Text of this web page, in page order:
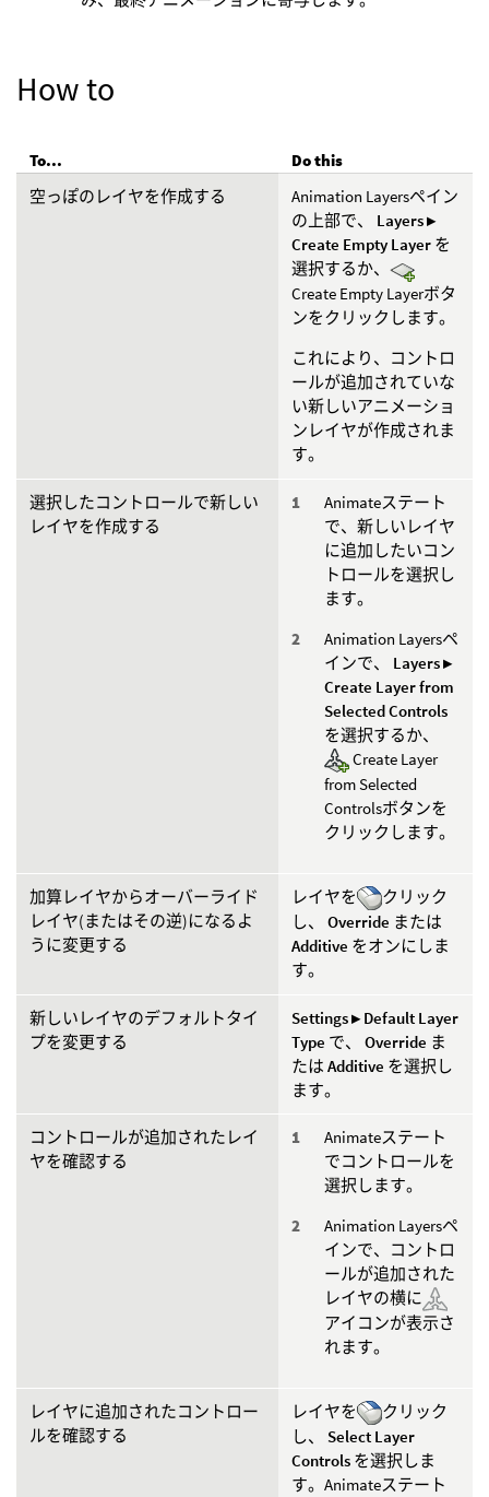
How to
To...
Do this
空っぽのレイヤを作成する
Animation Layersペイン
の上部で、 Layers ▸
Create Empty Layer を
選択するか、
Create Empty Layerボタ
ンをクリックします。
これにより、コントロ
ールが追加されていな
い新しいアニメーショ
ンレイヤが作成されま
す。
選択したコントロールで新しい
レイヤを作成する
Animateステート
で、新しいレイヤ
に追加したいコン
トロールを選択し
ます。
Animation Layersペ
インで、 Layers ▸
Create Layer from
Selected Controls
を選択するか、
Create Layer
from Selected
Controlsボタンを
クリックします。
加算レイヤからオーバーライド
レイヤ(またはその逆)になるよ
うに変更する
レイヤを
クリック
し、 Override または
Additive をオンにしま
す。
新しいレイヤのデフォルトタイ
プを変更する
Settings ▸ Default Layer
Type で、 Override ま
たは Additive を選択し
ます。
コントロールが追加されたレイ
ヤを確認する
Animateステート
でコントロールを
選択します。
Animation Layersペ
インで、コントロ
ールが追加された
レイヤの横に
アイコンが表示さ
れます。
レイヤに追加されたコントロー
ルを確認する
レイヤを
クリック
し、 Select Layer
Controls を選択しま
す。Animateステート